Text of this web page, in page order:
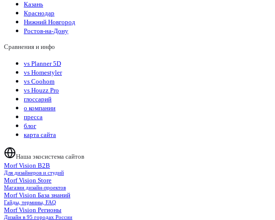
Казань
Краснодар
Нижний Новгород
Ростов-на-Дону
Сравнения и инфо
vs Planner 5D
vs Homestyler
vs Coohom
vs Houzz Pro
глоссарий
о компании
пресса
блог
карта сайта
Наша экосистема сайтов
Morf Vision B2B
Для дизайнеров и студий
Morf Vision Store
Магазин дизайн-проектов
Morf Vision База знаний
Гайды, термины, FAQ
Morf Vision Регионы
Дизайн в 95 городах России